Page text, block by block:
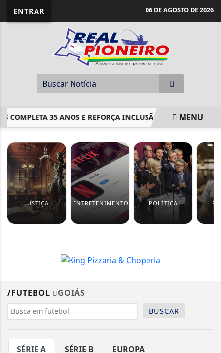
ENTRAR 06 DE AGOSTO DE 2026
COMPLETA 35 ANOS E REFORÇA INCLUSÃO MERCADO
MENU
JUSTIÇA ENTRETENIMENTO POLÍTICA
/FUTEBOL GOIÁS
BUSCAR
SÉRIE A SÉRIE B EUROPA